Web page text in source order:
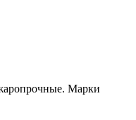
Марки